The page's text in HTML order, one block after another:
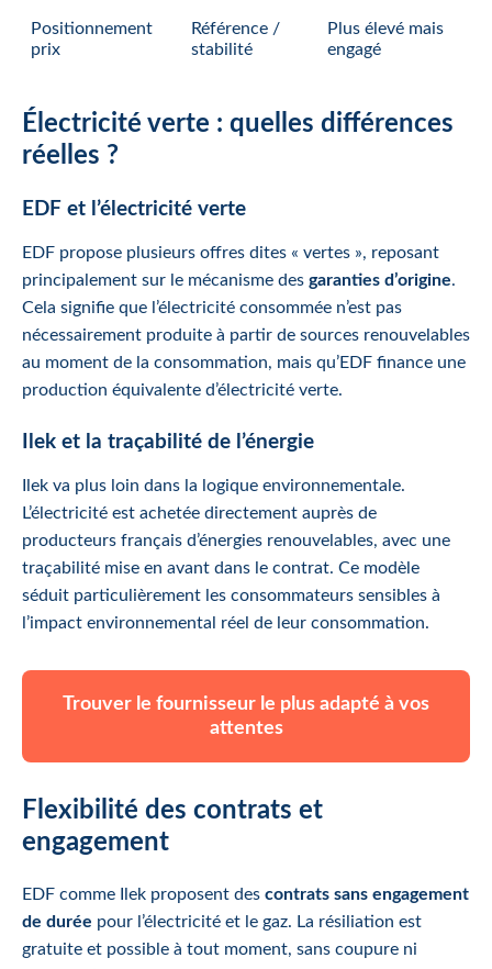
Positionnement
prix
Référence /
stabilité
Plus élevé mais
engagé
Électricité verte : quelles différences
réelles ?
EDF et l’électricité verte
EDF propose plusieurs offres dites « vertes », reposant
principalement sur le mécanisme des garanties d’origine.
Cela signifie que l’électricité consommée n’est pas
nécessairement produite à partir de sources renouvelables
au moment de la consommation, mais qu’EDF finance une
production équivalente d’électricité verte.
Ilek et la traçabilité de l’énergie
Ilek va plus loin dans la logique environnementale.
L’électricité est achetée directement auprès de
producteurs français d’énergies renouvelables, avec une
traçabilité mise en avant dans le contrat. Ce modèle
séduit particulièrement les consommateurs sensibles à
l’impact environnemental réel de leur consommation.
Trouver le fournisseur le plus adapté à vos
attentes
Flexibilité des contrats et
engagement
EDF comme Ilek proposent des contrats sans engagement
de durée pour l’électricité et le gaz. La résiliation est
gratuite et possible à tout moment, sans coupure ni